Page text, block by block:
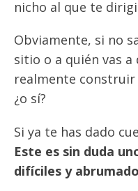
nicho al que te
Obviamente, si no
sitio o a quién vas
realmente
¿o sí?
Si ya te has dado
Este es sin duda
difíciles y